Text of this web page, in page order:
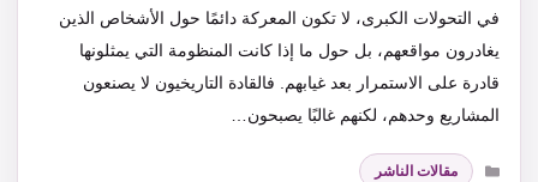
في التحولات الكبرى، لا تكون المعركة دائمًا حول الأشخاص الذين
يغادرون مواقعهم، بل حول ما إذا كانت المنظومة التي يمثلونها
قادرة على الاستمرار بعد غيابهم. فالقادة التاريخيون لا يصنعون
المشاريع وحدهم، لكنهم غالبًا يصبحون…
التصنيفات
مقالات الناشر